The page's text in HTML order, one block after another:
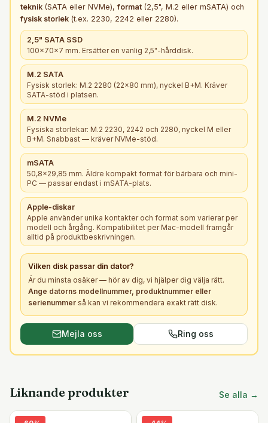
teknik (SATA eller NVMe),format (2,5", M.2 eller mSATA) och
fysisk storlek (t.ex. 2230, 2242 eller 2280).
2,5" SATA SSD
100×70×7 mm. Ersätter en vanlig 2,5"-hårddisk.
M.2 SATA
Fysisk storlek: M.2 2280 (22×80 mm), nyckel B+M. Kräver
SATA-stöd i platsen.
M.2 NVMe
Fysiska storlekar: M.2 2230, 2242 och 2280, nyckel M eller
B+M. Snabbast — kräver NVMe-stöd.
mSATA
50,8×29,85 mm. Äldre kompakt format för bärbara och mini-
PC — passar endast i mSATA-plats.
Apple-diskar
Apple använder unika kontakter och format som varierar per
modell och årgång. Kompatibilitet per Mac-modell framgår
alltid på produktbeskrivningen.
Vilken disk passar din dator?
Är du minsta osäker — hör av dig, vi hjälper dig välja rätt.
Ange datorns modellnummer, produktnummer eller
serienummer så kan vi rekommendera exakt rätt disk.
Mejla oss Ring oss
Liknande produkter Se alla →